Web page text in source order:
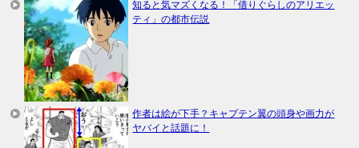
知ると気マズくなる！「借りぐらしのアリエッ
ティ」の都市伝説
作者は絵が下手？キャプテン翼の頭身や画力が
ヤバイと話題に！